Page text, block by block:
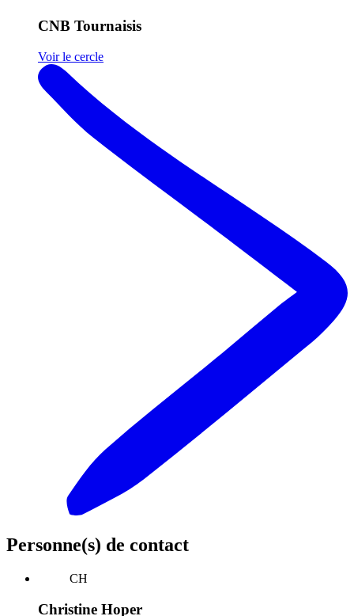
CNB Tournaisis
Voir le cercle
Personne(s) de contact
CH
Christine Hoper